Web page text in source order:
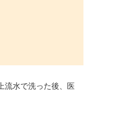
流水で洗った後、医